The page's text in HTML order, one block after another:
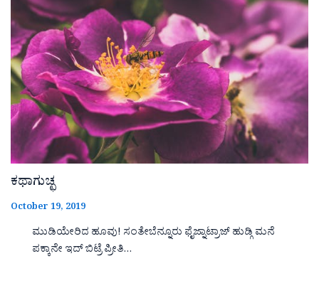
ಕಥಾಗುಚ್ಛ
October 19, 2019
ಮುಡಿಯೇರಿದ ಹೂವು! ಸಂತೇಬೆನ್ನೂರು ಫೈಜ್ನಾಟ್ರಾಜ್ ಹುಡ್ಗಿ ಮನೆ
ಪಕ್ಕಾನೇ ಇದ್ ಬಿಟ್ರೆ ಪ್ರೀತಿ…